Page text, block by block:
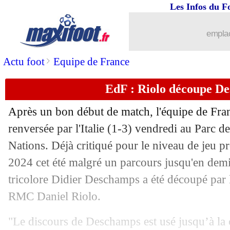
Actu foot> Equipe de France
Les Infos du
EdF : Riolo découpe
Après un bon début de match, l'équipe de
renversée par l'Italie (1-3) vendredi au Parc
Nations. Déjà critiqué pour le niveau de jeu
2024 cet été malgré un parcours jusqu'en
tricolore Didier Deschamps a été découpé
RMC Daniel Riolo.
"Le discours de Deschamps est usé jusqu’à
: sorti blessé, Doué
07/09 MHSC: un doute sur l'avenir de Der
07/09 EdF: Maignan a bougé ses
: Kane s'inspire de
07/09 EdF: Mbappé en 9, Pedretti voit un
07/09 Real: un soulagement pour Güler
07/09 OM: Linette tente de séduire